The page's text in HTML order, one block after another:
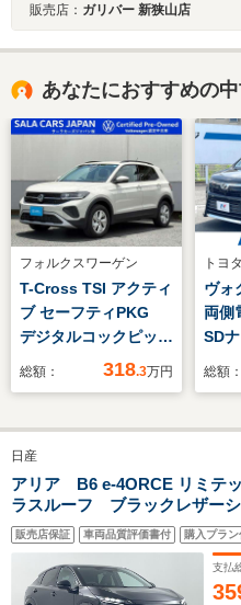
販売店： ガリバー 新狭山店
あなたにおすすめの
フォルクスワーゲン
T-Cross TSI アクティ
ブ セーフティPKG
デジタルコックピッ
シスト LEDヘッドラ
イト App-
Connect ワイヤレ
ス充電 純正ナビ
ETC バックカメラ
疲労検知システム ア
スコットグレー
総額： 318.3万円
トヨタ
ヴォ
両
SD
ー
ー
純正
ミ
ュア
総額：
日産
アリア B6 e-4ORCE リミテ
ラスルーフ ブラックレザー
テム ダイナミックパッケー
正メーカーナビフルセグTV
ジタルインナーミラー
販売店保証 車両品質評価書付 購入プラン
支払